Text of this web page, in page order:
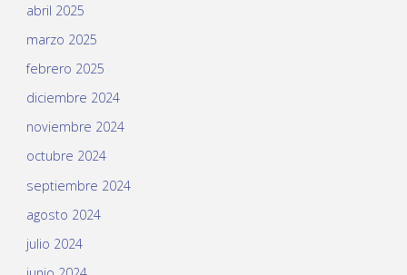
abril 2025
marzo 2025
febrero 2025
diciembre 2024
noviembre 2024
octubre 2024
septiembre 2024
agosto 2024
julio 2024